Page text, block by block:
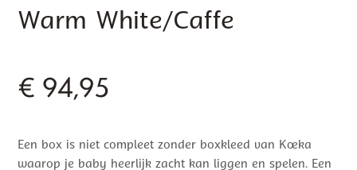
Warm White/Caffe
€ 94,95
Een box is niet compleet zonder boxkleed van Koeka
waarop je baby heerlijk zacht kan liggen en spelen. Een